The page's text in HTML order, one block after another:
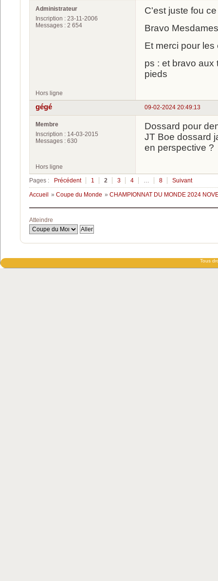
Administrateur
Inscription : 23-11-2006
Messages : 2 654
C'est juste fou
Bravo
Et merci pour
ps : et bravo
pieds
Hors ligne
09-02-2024 20:49:13
gégé
Membre
Inscription : 14-03-2015
Messages : 630
Dossard pour
JT Boe dossard
en perspective ?
Hors ligne
Pages :
Précédent 1 2 3 4 … 8 Suivant
Accueil » Coupe du Monde » CHAMPIONNAT DU MONDE 2024
Atteindre
Tous